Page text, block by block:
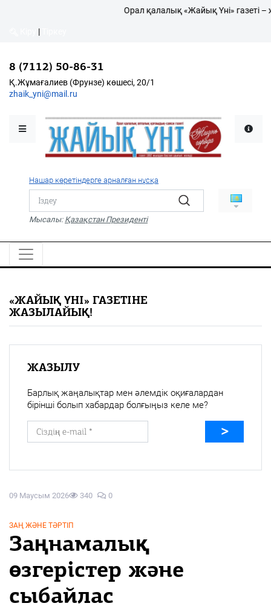
Қалалықтар қаперіне
Қоғам
Дені сау ұлт
Спорт
Жалын
PDF
«Жайық үні» — 33 жыл
Каталог
Қ.Жұмағалиев (Фрунзе)
Орал қалалық «Жайық Үні» газеті –
|
8 (7112) 50-86-31
Қ.Жұмағалиев (Фрунзе) көшесі, 20/1
zhaik_yni@mail.ru
Нашар көретіндерге арналған нұсқа
Мысалы: Қазақстан Президенті
09 Маусым 2026 340 0
ЗАҢ ЖӘНЕ ТӘРТІП
Заңнамалық
өзгерістер және
сыбайлас
«ЖАЙЫҚ ҮНІ» ГАЗЕТІНЕ
ЖАЗЫЛАЙЫҚ!
ЖАЗЫЛУ
Барлық жаңалықтар мен әлемдік оқиғалардан
бірінші болып хабардар болғыңыз келе ме?